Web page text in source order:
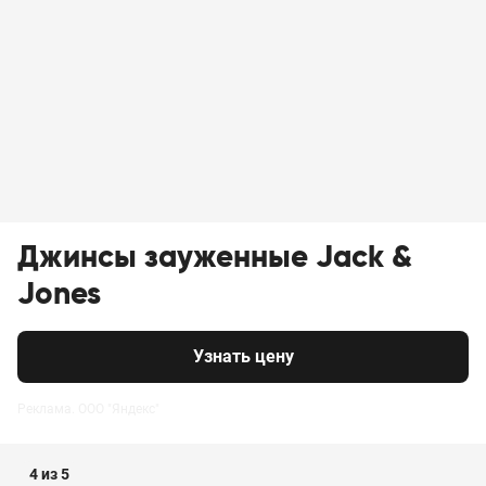
Джинсы зауженные Jack &
Jones
Узнать цену
4 из 5